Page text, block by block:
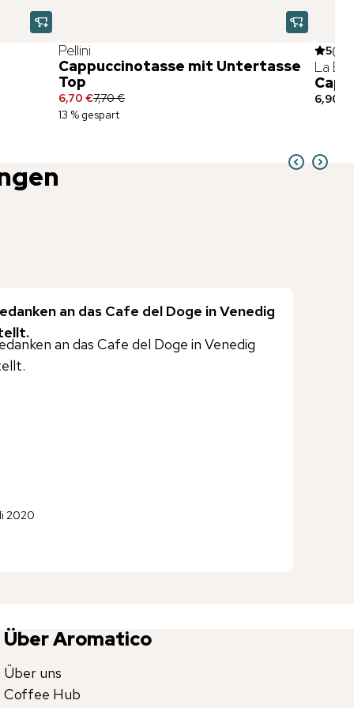
Pellini
Cappuccinotasse mit Untertasse
Top
6,70 €7,70 €
13 % gespart
5(
La
6,90 €
an das Cafe del Doge in Venedig
an das Cafe del Doge in Venedig
2020
Über Aromatico
Über uns
Coffee Hub